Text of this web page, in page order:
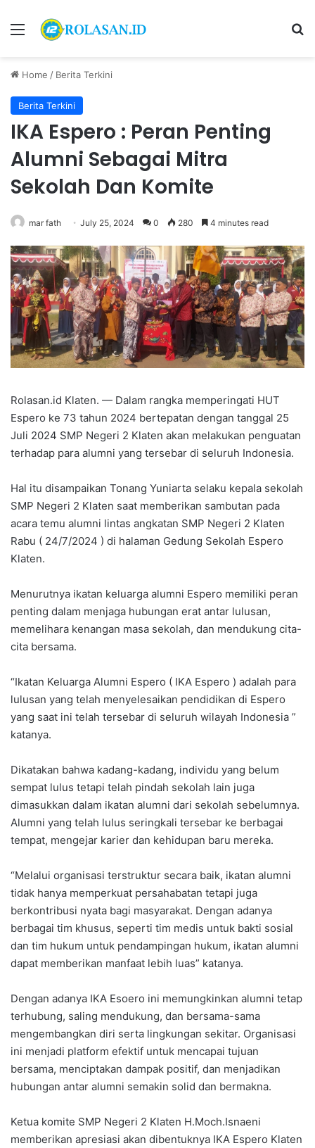
Menu
Home / Berita Terkini
Berita Terkini
IKA Espero : Peran Penting
Alumni Sebagai Mitra
Sekolah Dan Komite
mar fath July 25, 2024 0 280 4 minutes read
Rolasan.id Klaten. — Dalam rangka memperingati HUT
Espero ke 73 tahun 2024 bertepatan dengan tanggal 25
Juli 2024 SMP Negeri 2 Klaten akan melakukan penguatan
terhadap para alumni yang tersebar di seluruh Indonesia.
Hal itu disampaikan Tonang Yuniarta selaku kepala sekolah
SMP Negeri 2 Klaten saat memberikan sambutan pada
acara temu alumni lintas angkatan SMP Negeri 2 Klaten
Rabu ( 24/7/2024 ) di halaman Gedung Sekolah Espero
Klaten.
Menurutnya ikatan keluarga alumni Espero memiliki peran
penting dalam menjaga hubungan erat antar lulusan,
memelihara kenangan masa sekolah, dan mendukung cita-
cita bersama.
“Ikatan Keluarga Alumni Espero ( IKA Espero ) adalah para
lulusan yang telah menyelesaikan pendidikan di Espero
yang saat ini telah tersebar di seluruh wilayah Indonesia ”
katanya.
Dikatakan bahwa kadang-kadang, individu yang belum
sempat lulus tetapi telah pindah sekolah lain juga
dimasukkan dalam ikatan alumni dari sekolah sebelumnya.
Alumni yang telah lulus seringkali tersebar ke berbagai
tempat, mengejar karier dan kehidupan baru mereka.
“Melalui organisasi terstruktur secara baik, ikatan alumni
tidak hanya memperkuat persahabatan tetapi juga
berkontribusi nyata bagi masyarakat. Dengan adanya
berbagai tim khusus, seperti tim medis untuk bakti sosial
dan tim hukum untuk pendampingan hukum, ikatan alumni
dapat memberikan manfaat lebih luas” katanya.
Dengan adanya IKA Esoero ini memungkinkan alumni tetap
terhubung, saling mendukung, dan bersama-sama
mengembangkan diri serta lingkungan sekitar. Organisasi
ini menjadi platform efektif untuk mencapai tujuan
bersama, menciptakan dampak positif, dan menjadikan
hubungan antar alumni semakin solid dan bermakna.
Ketua komite SMP Negeri 2 Klaten H.Moch.Isnaeni
memberikan apresiasi akan dibentuknya IKA Espero Klaten